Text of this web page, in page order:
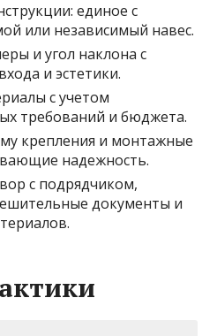
единое с
или независимый навес.
и угол наклона с
и эстетики.
с учетом
требований и бюджета.
крепления и монтажные
надежность.
с подрядчиком,
документы и